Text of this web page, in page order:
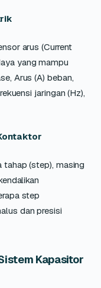
arus (Current
yang mampu
Arus (A) beban,
jaringan (Hz),
tahap (step), masing
step
dan presisi
Kapasitor